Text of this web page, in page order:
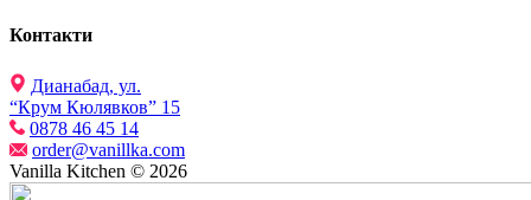
Контакти
Дианабад, ул.
“Крум Кюлявков” 15
0878 46 45 14
order@vanillka.com
Vanilla Kitchen © 2026